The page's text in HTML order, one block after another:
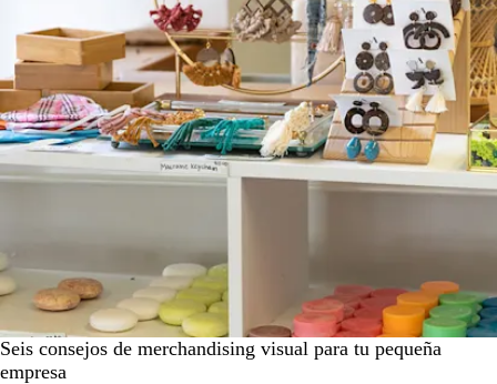
Seis consejos de merchandising visual para tu pequeña
empresa